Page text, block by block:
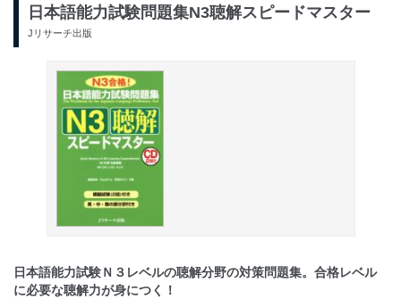
日本語能力試験問題集N3聴解スピードマスター
Jリサーチ出版
日本語能力試験Ｎ３レベルの聴解分野の対策問題集。合格レベル
に必要な聴解力が身につく！